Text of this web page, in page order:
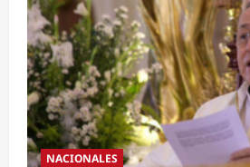
de
Cristo
en
la
cruz
refleja
el
amor
más
grande
jamás
demostrado
NACIONALES